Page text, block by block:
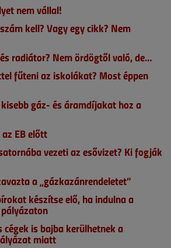
nem vállal!
kell? Vagy egy cikk? Nem
radiátor? Nem ördögtől való, de…
fűteni az iskolákat? Most éppen
gáz- és áramdíjakat hoz a
EB előtt
vezeti az esővizet? Ki fogják
a „gázkazánrendeletet”
készítse elő, ha indulna a
cégek is bajba kerülhetnek a
miatt